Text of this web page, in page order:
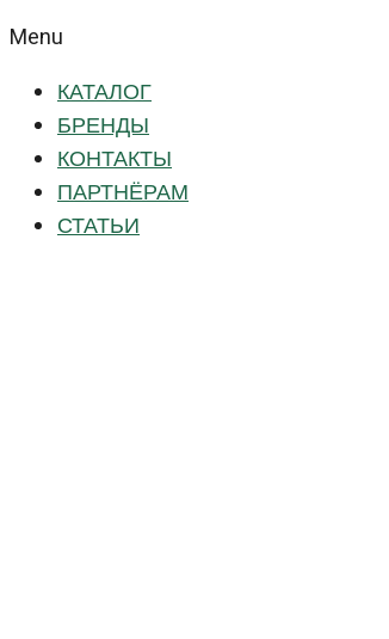
Menu
КАТАЛОГ
БРЕНДЫ
КОНТАКТЫ
ПАРТНЁРАМ
СТАТЬИ